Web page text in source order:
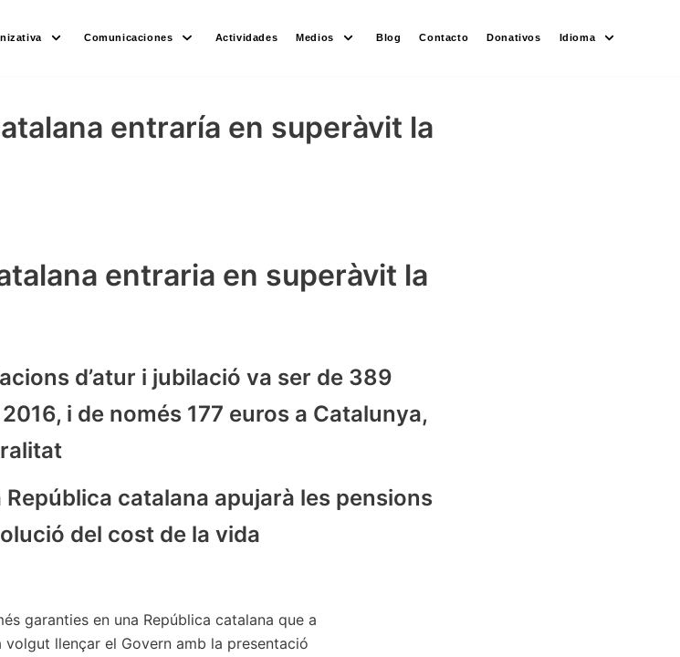
Comunicaciones Actividades Medios Blog Contacto Donativos Idioma
entraría en superàvit la
entraria en superàvit la
d’atur i jubilació va ser de 389
i de només 177 euros a Catalunya,
catalana apujarà les pensions
del cost de la vida
garanties en una República catalana que a
volgut llençar el Govern amb la presentació